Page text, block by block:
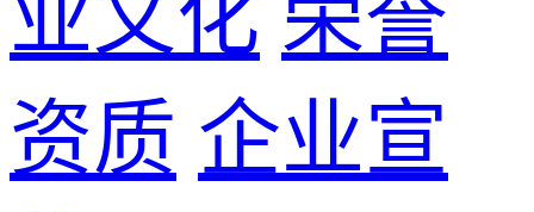
业文化 荣誉
资质 企业宣